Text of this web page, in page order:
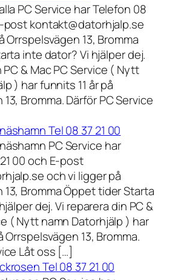
PC Service har Telefon 08
post kontakt@datorhjalp.se
Orrspelsvägen 13, Bromma
inte dator? Vi hjälper dej.
& Mac PC Service ( Nytt
) har funnits 11 år på
Bromma. Därför PC Service
Tel 08 37 21 00
PC Service har
00 och E-post
och vi ligger på
Bromma Öppet tider Starta
dej. Vi reparera din PC &
( Nytt namn Datorhjälp ) har
Orrspelsvägen 13, Bromma.
Låt oss […]
Tel 08 37 21 00